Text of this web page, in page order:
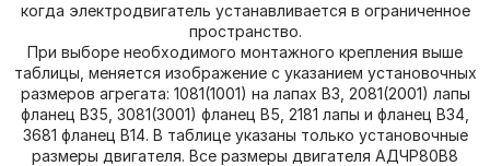
когда электродвигатель устанавливается в ограниченное
пространство.
При выборе необходимого монтажного крепления выше
таблицы, меняется изображение с указанием установочных
размеров агрегата: 1081(1001) на лапах В3, 2081(2001) лапы
фланец В35, 3081(3001) фланец В5, 2181 лапы и фланец В34,
3681 фланец В14. В таблице указаны только установочные
размеры двигателя. Все размеры двигателя АДЧР80В8